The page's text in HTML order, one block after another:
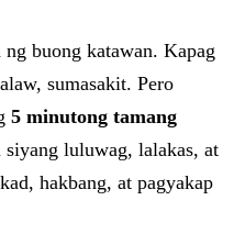
buong katawan. Kapag
sumasakit. Pero
5 minutong tamang
luluwag, lalakas, at
hakbang, at pagyakap